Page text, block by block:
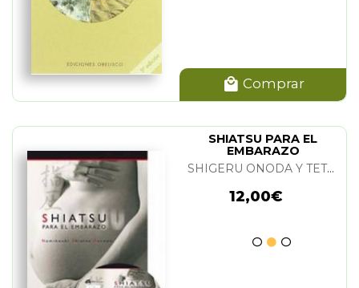
Comprar
SHIATSU PARA EL
EMBARAZO
(LIBRO+DVD)
SHIGERU ONODA Y TETSUO INABA
12,00€